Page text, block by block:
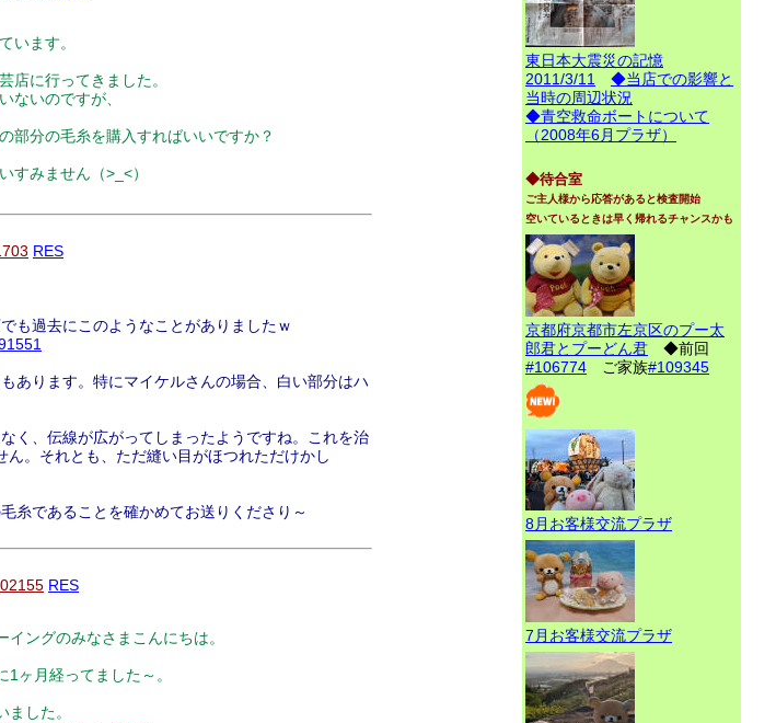
います。
店に行ってきました。
ないのですが、
部分の毛糸を購入すればいいですか？
すみません（>_<）
RES
も過去にこのようなことがありましたｗ
あります。特にマイケルさんの場合、白い部分はハ
く、伝線が広がってしまったようですね。これを治
。それとも、ただ縫い目がほつれただけかし
糸であることを確かめてお送りくださり～
RES
ングのみなさまこんにちは。
ヶ月経ってました～。
した。
東日本大震災の記憶
2011/3/11
◆当店での影響と
当時の周辺状況
◆青空救命ボートについて
（2008年6月プラザ）
◆待合室
ご主人様から応答があると検査開始
空いているときは早く帰れるチャンスかも
京都府京都市左京区のプー太
郎君とプーどん君 ◆前回
#106774 ご家族#109345
8月お客様交流プラザ
7月お客様交流プラザ